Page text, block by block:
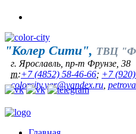
"Колер Сити", ТВЦ
г. Ярославль, пр-т Фрунзе, 38
т:+7 (4852) 58-46-66; +7
colorcity.yar@yandex.ru